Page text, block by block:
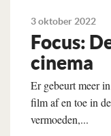
3 oktober 2022
Focus:
cinema
Er gebeurt meer
film af en toe in
vermoeden,...